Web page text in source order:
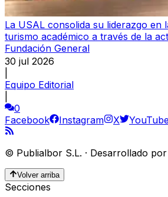
La USAL consolida su liderazgo en
turismo académico a través de la
Fundación General
30 jul 2026
Equipo Editorial
0
Facebook
Instagram X
© Publialbor S.L. · Desarrollado por
Volver arriba
Secciones